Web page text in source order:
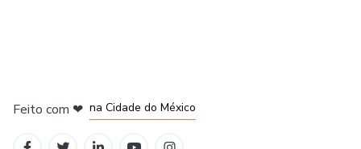
Feito com ❤ na Cidade do México